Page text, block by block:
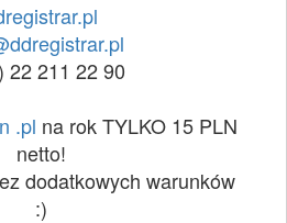
22 211 22 90
.pl na rok TYLKO 15 PLN
netto!
dodatkowych warunków
:)